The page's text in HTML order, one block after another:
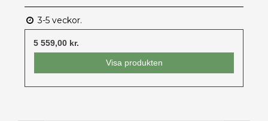
3-5 veckor.
5 559,00 kr.
Visa produkten